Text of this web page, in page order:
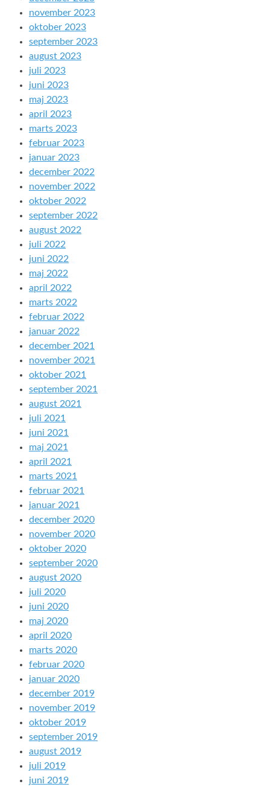
november 2023
oktober 2023
september 2023
august 2023
juli 2023
juni 2023
maj 2023
april 2023
marts 2023
februar 2023
januar 2023
december 2022
november 2022
oktober 2022
september 2022
august 2022
juli 2022
juni 2022
maj 2022
april 2022
marts 2022
februar 2022
januar 2022
december 2021
november 2021
oktober 2021
september 2021
august 2021
juli 2021
juni 2021
maj 2021
april 2021
marts 2021
februar 2021
januar 2021
december 2020
november 2020
oktober 2020
september 2020
august 2020
juli 2020
juni 2020
maj 2020
april 2020
marts 2020
februar 2020
januar 2020
december 2019
november 2019
oktober 2019
september 2019
august 2019
juli 2019
juni 2019